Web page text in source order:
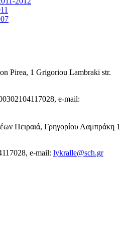
Pirea, 1 Grigoriou Lambraki str.
e-mail:
Πειραιά, Γρηγορίου Λαμπράκη 1
e-mail: lykralle@sch.gr